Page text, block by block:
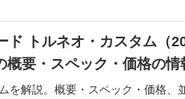
ド トルネオ・カスタム（
要・スペック・価格の情
を解説。概要・スペック・価格、